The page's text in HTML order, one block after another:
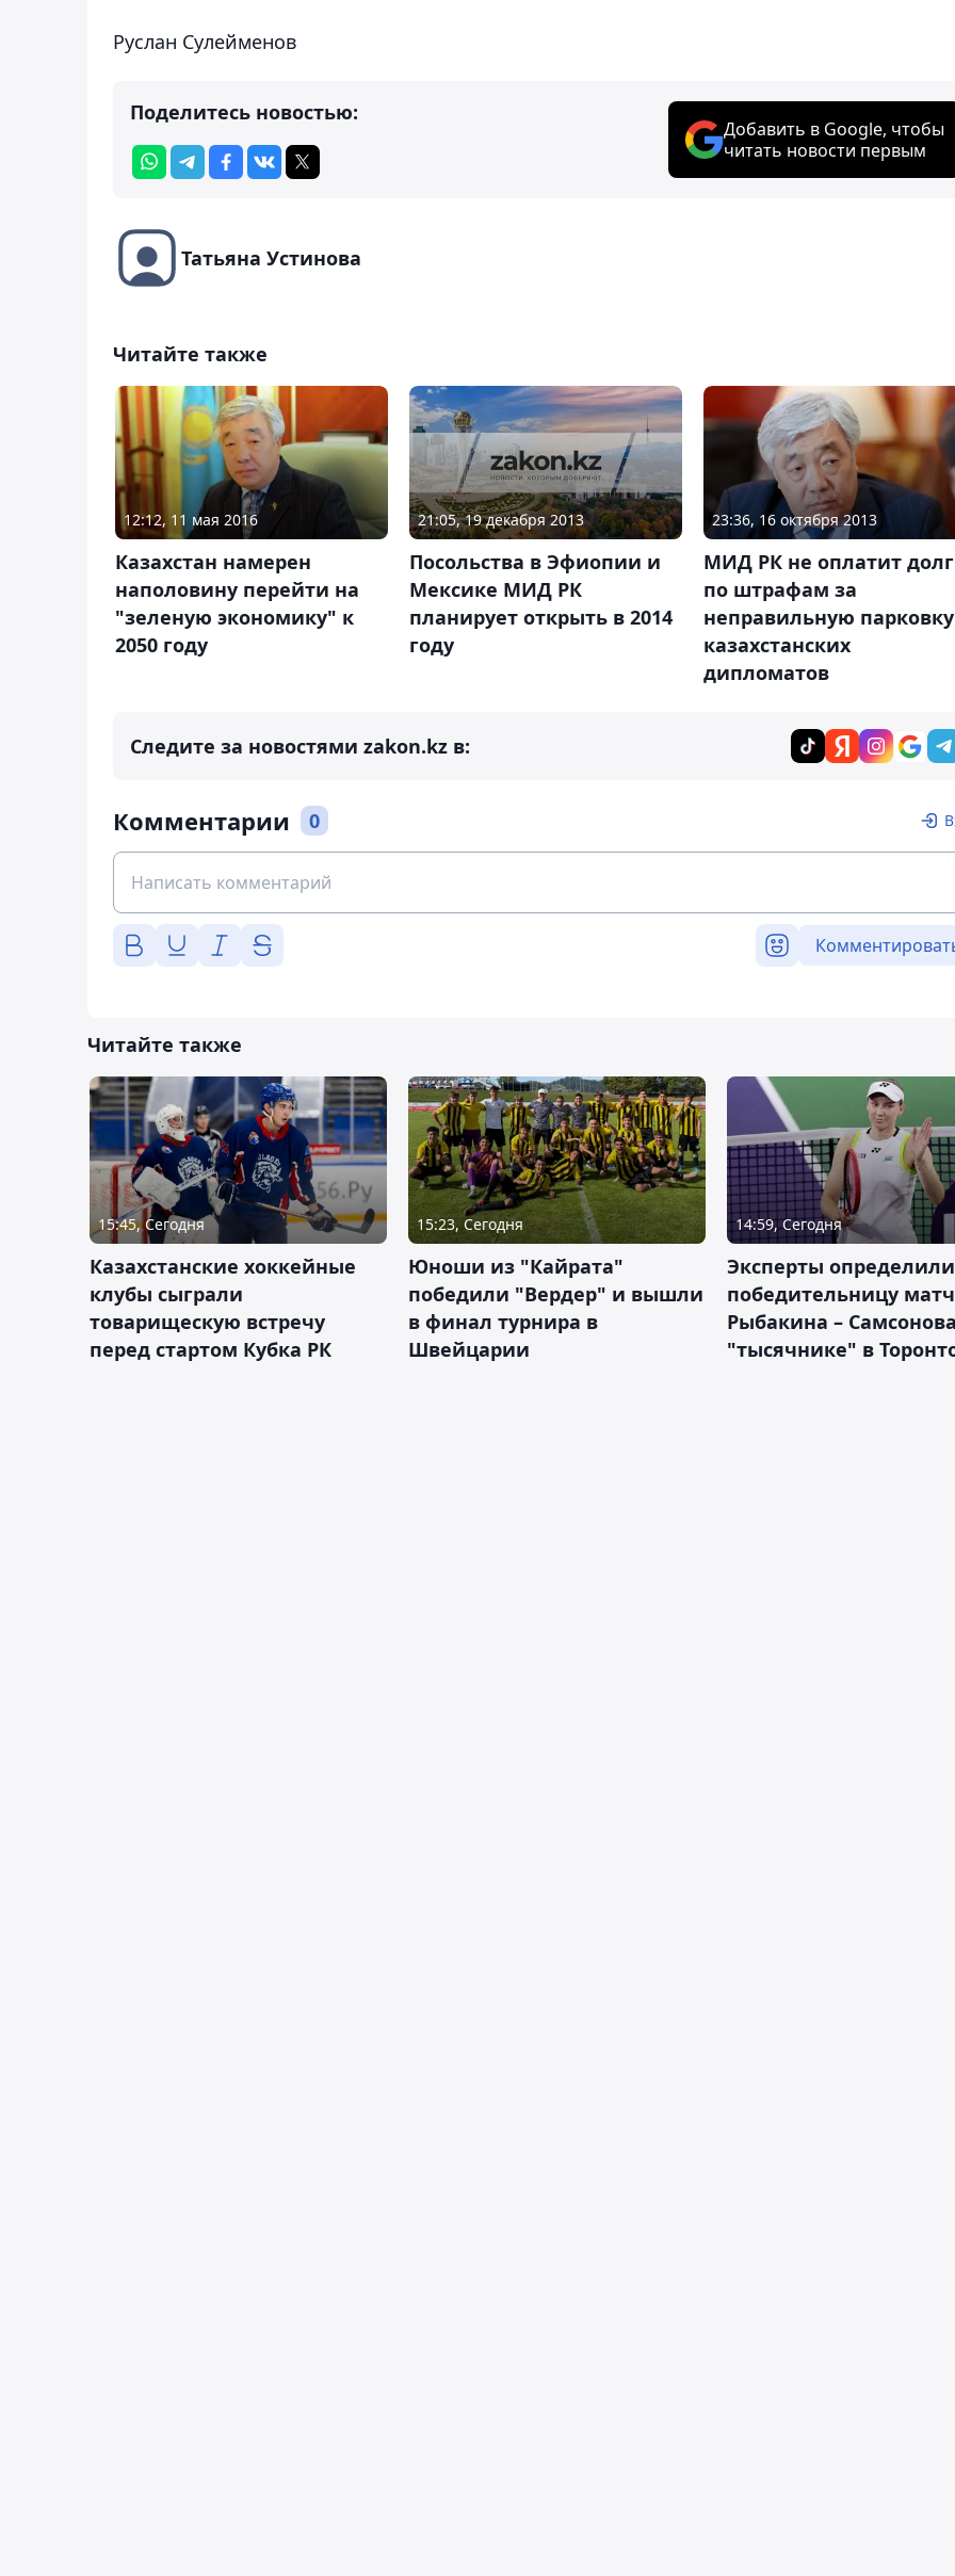
Руслан Сулейменов
Поделитесь новостью:
Добавить в Google, чтобы
читать новости первым
Татьяна Устинова
Читайте также
12:12, 11 мая 2016
Казахстан намерен
наполовину перейти на
"зеленую экономику" к
2050 году
21:05, 19 декабря 2013
Посольства в Эфиопии и
Мексике МИД РК
планирует открыть в 2014
году
23:36, 16 октября 2013
МИД РК не оплатит
по штрафам за
неправильную парковку
казахстанских
дипломатов
Следите за новостями zakon.kz в:
Комментарии 0
Читайте также
15:45, Сегодня
Казахстанские хоккейные
клубы сыграли
товарищескую встречу
перед стартом Кубка РК
15:23, Сегодня
Юноши из "Кайрата"
победили "Вердер" и вышли
в финал турнира в
Швейцарии
14:59, Сегодня
Эксперты определили
победительницу
Рыбакина –
"тысячнике" в